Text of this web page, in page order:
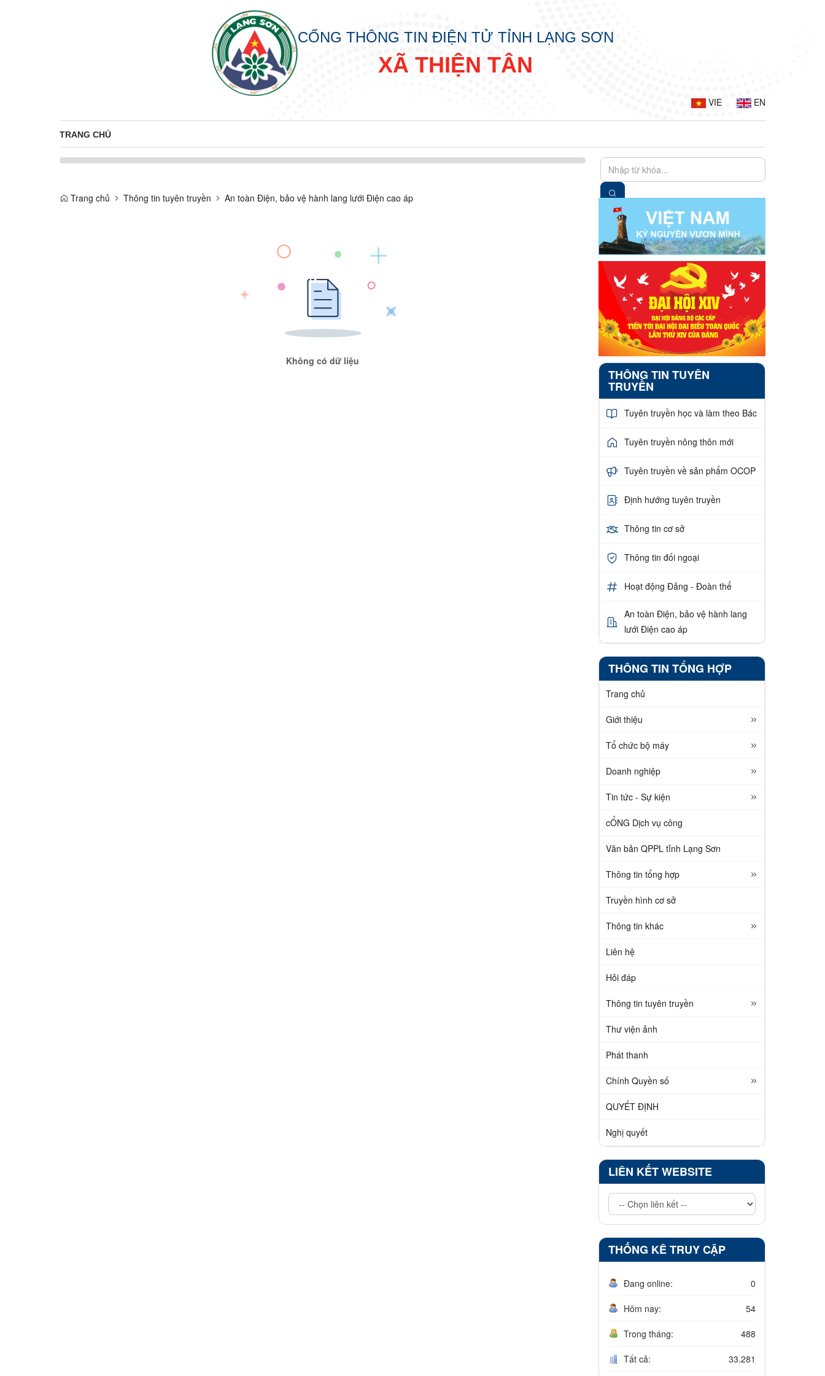
CỔNG THÔNG TIN ĐIỆN TỬ TỈNH LẠNG SƠN
XÃ THIỆN TÂN
VIE EN
TRANG CHỦ
Trang chủ Thông tin tuyên truyền An toàn Điện, bảo vệ hành lang lưới Điện cao áp
Không có dữ liệu
THÔNG TIN TUYÊN
TRUYỀN
Tuyên truyền học và làm theo Bác
Tuyên truyền nông thôn mới
Tuyên truyền về sản phẩm OCOP
Định hướng tuyên truyền
Thông tin cơ sở
Thông tin đối ngoại
Hoạt động Đảng - Đoàn thể
An toàn Điện, bảo vệ hành lang
lưới Điện cao áp
THÔNG TIN TỔNG HỢP
Trang chủ
Giới thiệu
Tổ chức bộ máy
Doanh nghiệp
Tin tức - Sự kiện
cỔNG Dịch vụ công
Văn bản QPPL tỉnh Lạng Sơn
Thông tin tổng hợp
Truyền hình cơ sở
Thông tin khác
Liên hệ
Hỏi đáp
Thông tin tuyên truyền
Thư viện ảnh
Phát thanh
Chính Quyền số
QUYẾT ĐỊNH
Nghị quyết
LIÊN KẾT WEBSITE
THỐNG KÊ TRUY CẬP
Đang online: 0
Hôm nay: 54
Trong tháng: 488
Tất cả: 33.281